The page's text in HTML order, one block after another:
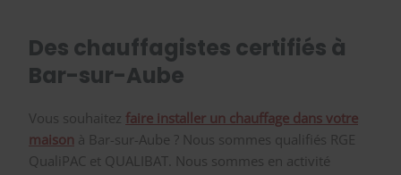
Des chauffagistes certifiés à
Bar-sur-Aube
Vous souhaitez faire installer un chauffage dans votre
maison à Bar-sur-Aube ? Nous sommes qualifiés RGE
QualiPAC et QUALIBAT. Nous sommes en activité